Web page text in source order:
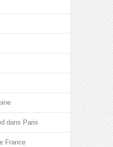
dans Paris
France